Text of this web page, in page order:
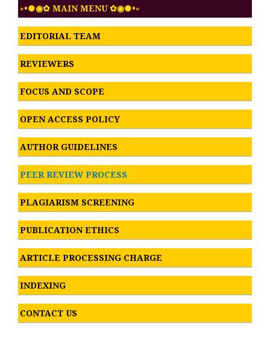
◦•●◉✿ MAIN MENU ✿◉●•◦
EDITORIAL TEAM
REVIEWERS
FOCUS AND SCOPE
OPEN ACCESS POLICY
AUTHOR GUIDELINES
PEER REVIEW PROCESS
PLAGIARISM SCREENING
PUBLICATION ETHICS
ARTICLE PROCESSING CHARGE
INDEXING
CONTACT US